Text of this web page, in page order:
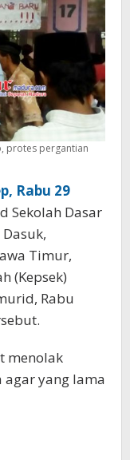
protes pergantian
Rabu 29
Sekolah Dasar
Timur,
(Kepsek)
Rabu
menolak
agar yang lama